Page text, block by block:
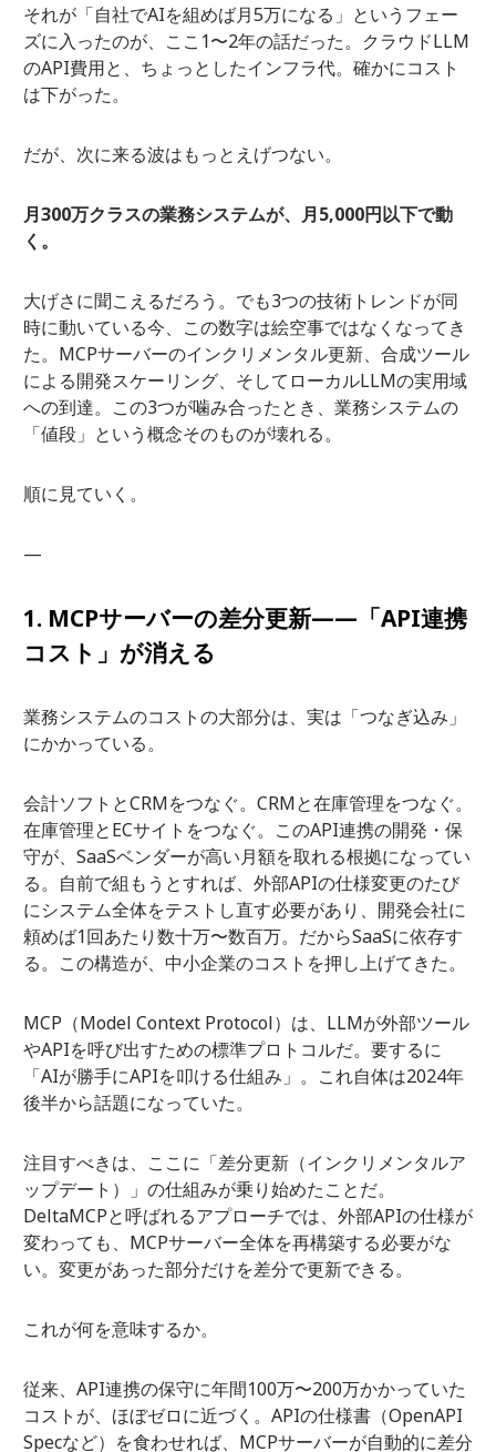
それが「自社でAIを組めば月5万になる」というフェー
ズに入ったのが、ここ1〜2年の話だった。クラウドLLM
のAPI費用と、ちょっとしたインフラ代。確かにコスト
は下がった。
だが、次に来る波はもっとえげつない。
月300万クラスの業務システムが、月5,000円以下で動
く。
大げさに聞こえるだろう。でも3つの技術トレンドが同
時に動いている今、この数字は絵空事ではなくなってき
た。MCPサーバーのインクリメンタル更新、合成ツール
による開発スケーリング、そしてローカルLLMの実用域
への到達。この3つが噛み合ったとき、業務システムの
「値段」という概念そのものが壊れる。
順に見ていく。
—
1. MCPサーバーの差分更新——「API連携
コスト」が消える
業務システムのコストの大部分は、実は「つなぎ込み」
にかかっている。
会計ソフトとCRMをつなぐ。CRMと在庫管理をつなぐ。
在庫管理とECサイトをつなぐ。このAPI連携の開発・保
守が、SaaSベンダーが高い月額を取れる根拠になってい
る。自前で組もうとすれば、外部APIの仕様変更のたび
にシステム全体をテストし直す必要があり、開発会社に
頼めば1回あたり数十万〜数百万。だからSaaSに依存す
る。この構造が、中小企業のコストを押し上げてきた。
MCP（Model Context Protocol）は、LLMが外部ツール
やAPIを呼び出すための標準プロトコルだ。要するに
「AIが勝手にAPIを叩ける仕組み」。これ自体は2024年
後半から話題になっていた。
注目すべきは、ここに「差分更新（インクリメンタルア
ップデート）」の仕組みが乗り始めたことだ。
DeltaMCPと呼ばれるアプローチでは、外部APIの仕様が
変わっても、MCPサーバー全体を再構築する必要がな
い。変更があった部分だけを差分で更新できる。
これが何を意味するか。
従来、API連携の保守に年間100万〜200万かかっていた
コストが、ほぼゼロに近づく。APIの仕様書（OpenAPI
Specなど）を食わせれば、MCPサーバーが自動的に差分